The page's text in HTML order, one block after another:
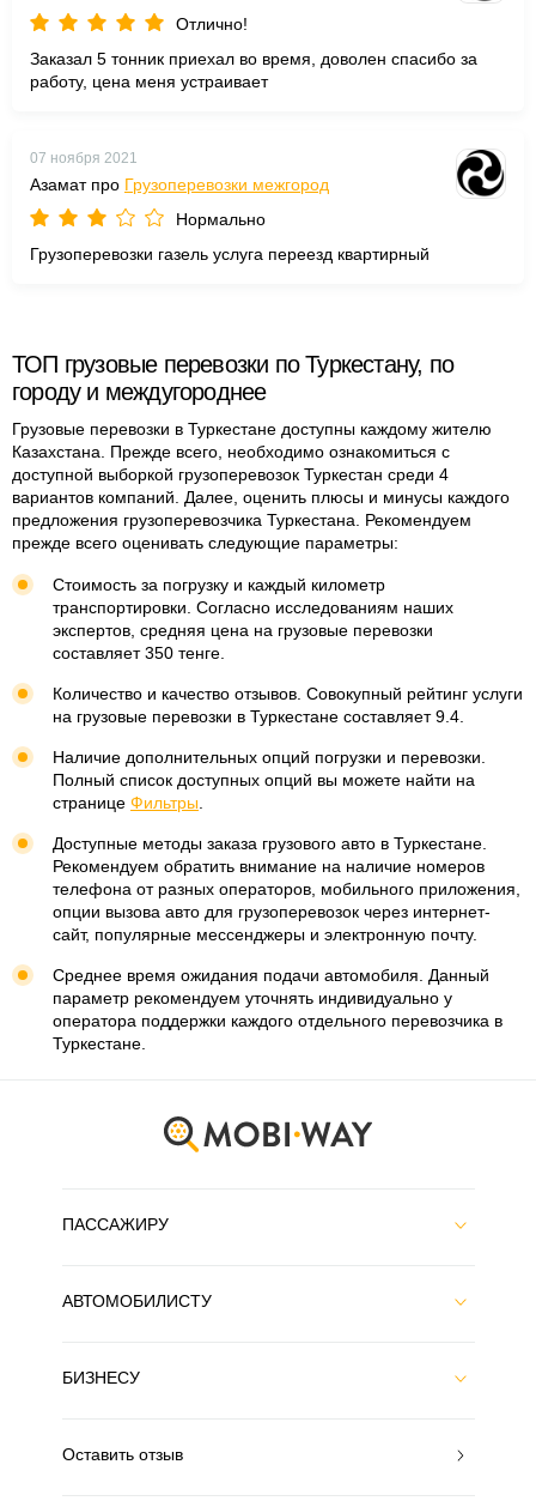
Отлично!
Заказал 5 тонник приехал во время, доволен спасибо за
работу, цена меня устраивает
07 ноября 2021
Азамат про Грузоперевозки межгород
Нормально
Грузоперевозки газель услуга переезд квартирный
ТОП грузовые перевозки по Туркестану, по
городу и междугороднее
Грузовые перевозки в Туркестане доступны каждому жителю
Казахстана. Прежде всего, необходимо ознакомиться с
доступной выборкой грузоперевозок Туркестан среди 4
вариантов компаний. Далее, оценить плюсы и минусы каждого
предложения грузоперевозчика Туркестана. Рекомендуем
прежде всего оценивать следующие параметры:
Стоимость за погрузку и каждый километр
транспортировки. Согласно исследованиям наших
экспертов, средняя цена на грузовые перевозки
составляет 350 тенге.
Количество и качество отзывов. Совокупный рейтинг услуги
на грузовые перевозки в Туркестане составляет 9.4.
Наличие дополнительных опций погрузки и перевозки.
Полный список доступных опций вы можете найти на
странице Фильтры
Доступные методы заказа грузового авто в Туркестане.
Рекомендуем обратить внимание на наличие номеров
телефона от разных операторов, мобильного приложения,
опции вызова авто для грузоперевозок через интернет-
сайт, популярные мессенджеры и электронную почту.
Среднее время ожидания подачи автомобиля. Данный
параметр рекомендуем уточнять индивидуально у
оператора поддержки каждого отдельного перевозчика в
Туркестане.
ПАССАЖИРУ
АВТОМОБИЛИСТУ
БИЗНЕСУ
Оставить отзыв